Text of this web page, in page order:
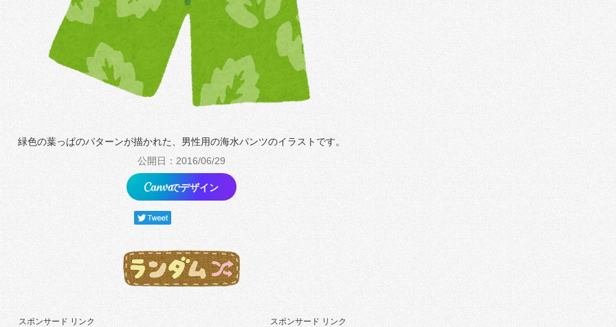
緑色の葉っぱのパターンが描かれた、男性用の海水パンツのイラストです。
公開日：2016/06/29
でデザイン
スポンサード リンク スポンサード リンク